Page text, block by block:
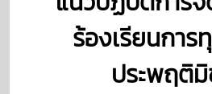
ร้องเรียนการ
ประพฤติ